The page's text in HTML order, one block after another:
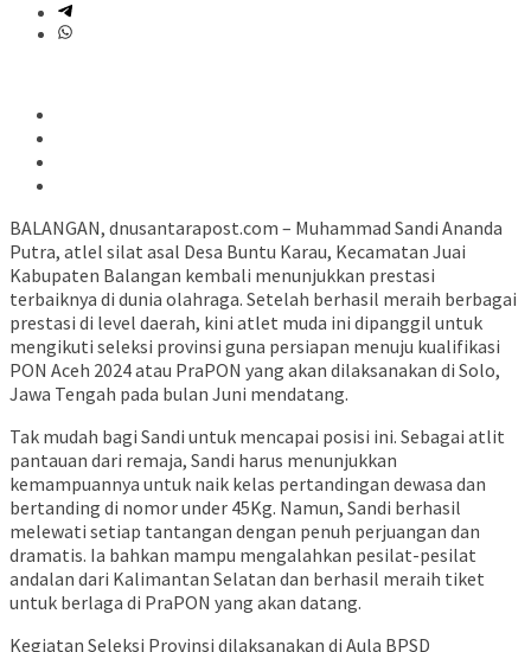
BALANGAN, dnusantarapost.com – Muhammad Sandi Ananda
Putra, atlel silat asal Desa Buntu Karau, Kecamatan Juai
Kabupaten Balangan kembali menunjukkan prestasi
terbaiknya di dunia olahraga. Setelah berhasil meraih berbagai
prestasi di level daerah, kini atlet muda ini dipanggil untuk
mengikuti seleksi provinsi guna persiapan menuju kualifikasi
PON Aceh 2024 atau PraPON yang akan dilaksanakan di Solo,
Jawa Tengah pada bulan Juni mendatang.
Tak mudah bagi Sandi untuk mencapai posisi ini. Sebagai atlit
pantauan dari remaja, Sandi harus menunjukkan
kemampuannya untuk naik kelas pertandingan dewasa dan
bertanding di nomor under 45Kg. Namun, Sandi berhasil
melewati setiap tantangan dengan penuh perjuangan dan
dramatis. Ia bahkan mampu mengalahkan pesilat-pesilat
andalan dari Kalimantan Selatan dan berhasil meraih tiket
untuk berlaga di PraPON yang akan datang.
Kegiatan Seleksi Provinsi dilaksanakan di Aula BPSD